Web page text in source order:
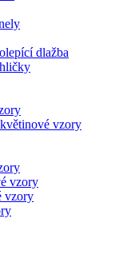
dlažba
vzory
vzory
vzory